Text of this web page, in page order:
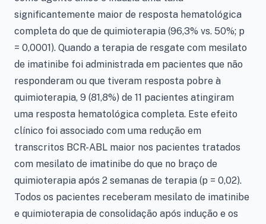
significantemente maior de resposta hematológica
completa do que de quimioterapia (96,3% vs. 50%; p
= 0,0001). Quando a terapia de resgate com mesilato
de imatinibe foi administrada em pacientes que não
responderam ou que tiveram resposta pobre à
quimioterapia, 9 (81,8%) de 11 pacientes atingiram
uma resposta hematológica completa. Este efeito
clínico foi associado com uma redução em
transcritos BCR-ABL maior nos pacientes tratados
com mesilato de imatinibe do que no braço de
quimioterapia após 2 semanas de terapia (p = 0,02).
Todos os pacientes receberam mesilato de imatinibe
e quimioterapia de consolidação após indução e os